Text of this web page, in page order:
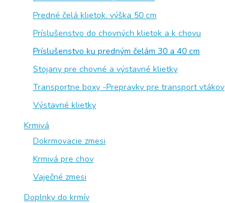
Predné čelá klietok. výška 50 cm
Príslušenstvo do chovných klietok a k chovu
Príslušenstvo ku predným čelám 30 a 40 cm
Stojany pre chovné a výstavné klietky
Transportne boxy -Prepravky pre transport vtákov
Výstavné klietky
Krmivá
Dokrmovacie zmesi
Krmivá pre chov
Vaječné zmesi
Doplnky do krmív